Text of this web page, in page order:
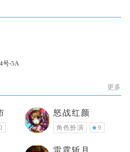
号-5A
更多
怒战红颜
角色扮演 9
雷霆斩月